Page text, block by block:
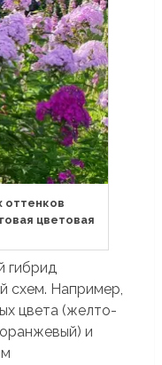
оттенков
цветовая
гибрид
схем. Например,
цвета (желто-
и